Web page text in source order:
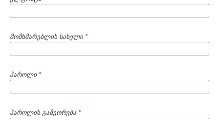
მომხმარებლის სახელი *
პაროლი *
პაროლის გამეორება *